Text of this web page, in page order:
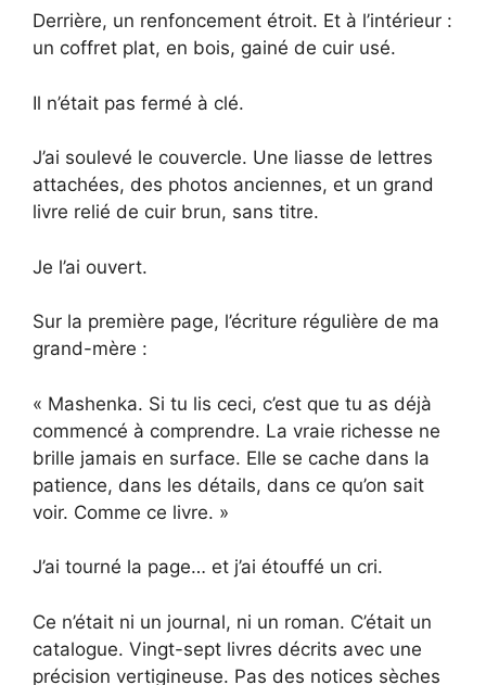
Derrière, un renfoncement étroit. Et à l’intérieur :
un coffret plat, en bois, gainé de cuir usé.
Il n’était pas fermé à clé.
J’ai soulevé le couvercle. Une liasse de lettres
attachées, des photos anciennes, et un grand
livre relié de cuir brun, sans titre.
Je l’ai ouvert.
Sur la première page, l’écriture régulière de ma
grand-mère :
« Mashenka. Si tu lis ceci, c’est que tu as déjà
commencé à comprendre. La vraie richesse ne
brille jamais en surface. Elle se cache dans la
patience, dans les détails, dans ce qu’on sait
voir. Comme ce livre. »
J’ai tourné la page… et j’ai étouffé un cri.
Ce n’était ni un journal, ni un roman. C’était un
catalogue. Vingt-sept livres décrits avec une
précision vertigineuse. Pas des notices sèches